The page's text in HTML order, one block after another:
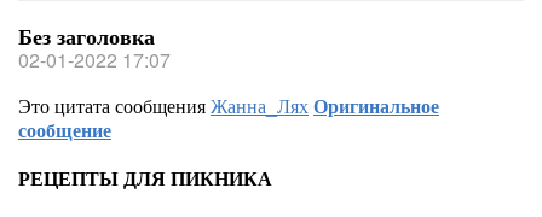
Без заголовка
02-01-2022 17:07
Это цитата сообщенияЖанна_ЛяхОригинальное
сообщение
РЕЦЕПТЫ ДЛЯ ПИКНИКА